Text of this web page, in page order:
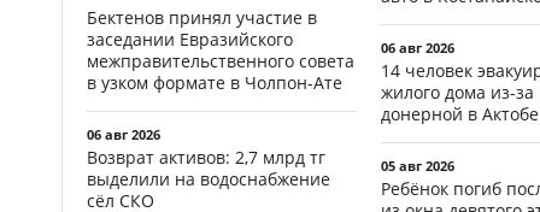
Бектенов принял участие в
заседании Евразийского
межправительственного совета
в узком формате в Чолпон-Ате
06 авг 2026
Возврат активов: 2,7 млрд тг
выделили на водоснабжение
сёл СКО
06 авг 2026
14 человек
жилого дома из-
донерной в Актобе
05 авг 2026
Ребёнок погиб